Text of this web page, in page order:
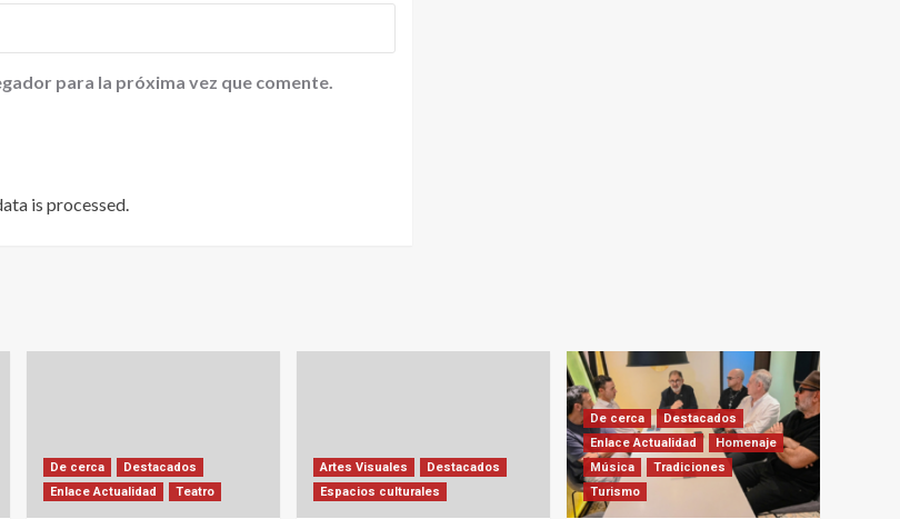
para la próxima vez que comente.
is processed.
De cerca
Destacados
Enlace Actualidad
Teatro
Artes Visuales
Destacados
Espacios culturales
De cerca
Destacados
Enlace Actualidad
Homenaje
Música
Tradiciones
Turismo